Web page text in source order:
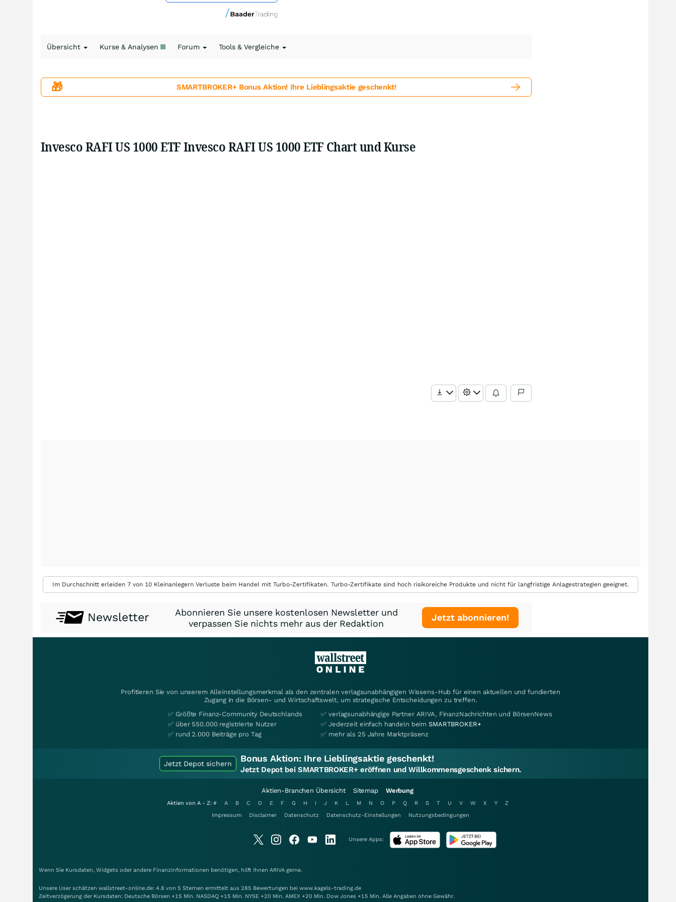
Übersicht Kurse & Analysen Forum Tools & Vergleiche
🎁 SMARTBROKER+ Bonus Aktion! Ihre Lieblingsaktie geschenkt!
Invesco RAFI US 1000 ETF Invesco RAFI US 1000 ETF Chart und Kurse
Im Durchschnitt erleiden 7 von 10 Kleinanlegern Verluste beim Handel mit Turbo-Zertifikaten. Turbo-Zertifikate sind hoch risikoreiche Produkte und nicht für langfristige Anlagestrategien geeignet.
Newsletter
Abonnieren Sie unsere kostenlosen Newsletter und
verpassen Sie nichts mehr aus der Redaktion
Jetzt abonnieren!
Profitieren Sie von unserem Alleinstellungsmerkmal als den zentralen verlagsunabhängigen Wissens-Hub für einen aktuellen und fundierten
Zugang in die Börsen- und Wirtschaftswelt, um strategische Entscheidungen zu treffen.
✅ Größte Finanz-Community Deutschlands
✅ über 550.000 registrierte Nutzer
✅ rund 2.000 Beiträge pro Tag
✅ verlagsunabhängige Partner ARIVA, FinanzNachrichten und BörsenNews
✅ Jederzeit einfach handeln beimSMARTBROKER+
✅ mehr als 25 Jahre Marktpräsenz
Jetzt Depot sichern Bonus Aktion: Ihre Lieblingsaktie geschenkt!
Jetzt Depot bei SMARTBROKER+ eröffnen und Willkommensgeschenk sichern.
Aktien-Branchen Übersicht Sitemap Werbung
Aktien von A - Z: # A B C D E F G H I J K L M N O P Q R S T U V W X Y
Z
Impressum
Disclaimer Datenschutz Datenschutz-Einstellungen Nutzungsbedingungen
Unsere Apps:
Wenn Sie Kursdaten, Widgets oder andere Finanzinformationen benötigen, hilft Ihnen ARIVA gerne.
Unsere User schätzen wallstreet-online.de: 4.8 von 5 Sternen ermittelt aus 285 Bewertungen bei www.kagels-trading.de
Zeitverzögerung der Kursdaten: Deutsche Börsen +15 Min. NASDAQ +15 Min. NYSE +20 Min. AMEX +20 Min. Dow Jones +15 Min. Alle Angaben ohne Gewähr.